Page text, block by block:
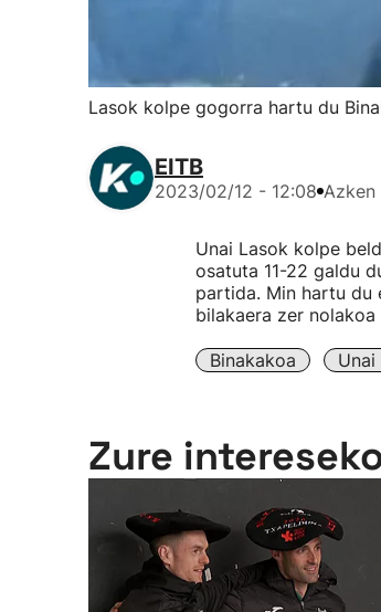
Lasok kolpe gogorra hartu du
EITB
2023/02/12 - 12:08 Azken
Unai Lasok kolpe
osatuta 11-22 galdu
partida. Min hartu du
bilakaera zer nolakoa
Binakakoa Unai
Zure